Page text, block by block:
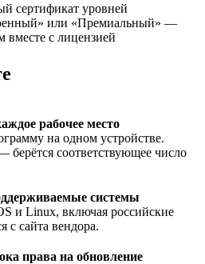
сертификат уровней
или «Премиальный» —
вместе с лицензией
рабочее место
на одном устройстве.
соответствующее число
системы
и Linux, включая российские
с сайта вендора.
права на обновление